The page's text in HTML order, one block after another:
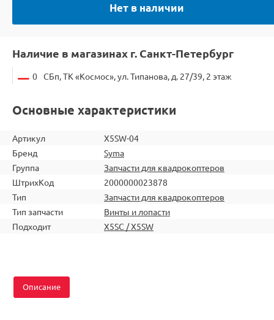
Нет в наличии
Наличие в магазинах г. Санкт-Петербург
0 СБп, ТК «Космос», ул. Типанова, д. 27/39, 2 этаж
Основные характеристики
Артикул
X5SW-04
Бренд
Syma
Группа
Запчасти для квадрокоптеров
ШтрихКод
2000000023878
Тип
Запчасти для квадрокоптеров
Тип запчасти
Винты и лопасти
Подходит
X5SC / X5SW
Описание